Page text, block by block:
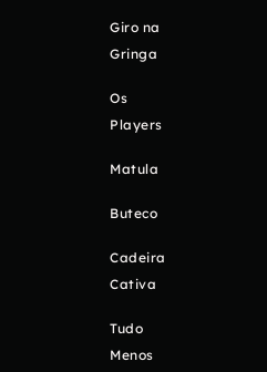
Giro na
Gringa
Os
Players
Matula
Buteco
Cadeira
Cativa
Tudo
Menos